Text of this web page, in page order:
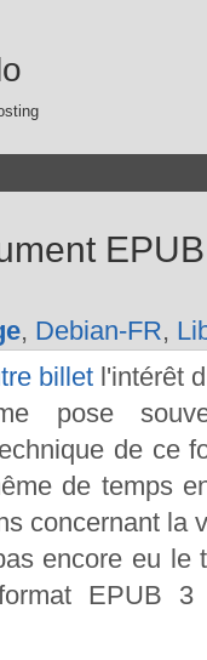
, Debian-FR,
billetl'intérêt
pose
de ce
de temps
concernant la
encore eu le
EPUB